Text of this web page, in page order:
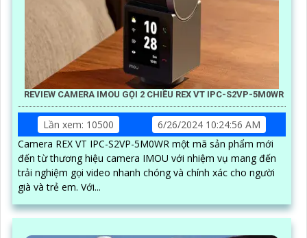
REVIEW CAMERA IMOU GỌI 2 CHIỀU REX VT IPC-S2VP-5M0WR
Lần xem: 10500
6/26/2024 10:24:56 AM
Camera REX VT IPC-S2VP-5M0WR một mã sản phẩm mới
đến từ thương hiệu camera IMOU với nhiệm vụ mang đến
trải nghiệm gọi video nhanh chóng và chính xác cho người
già và trẻ em. Với...